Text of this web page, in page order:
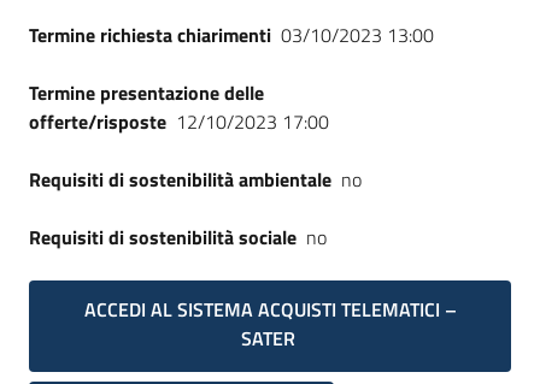
Termine richiesta chiarimenti 03/10/2023 13:00
Termine presentazione delle
offerte/risposte 12/10/2023 17:00
Requisiti di sostenibilità ambientale no
Requisiti di sostenibilità sociale no
ACCEDI AL SISTEMA ACQUISTI TELEMATICI –
SATER